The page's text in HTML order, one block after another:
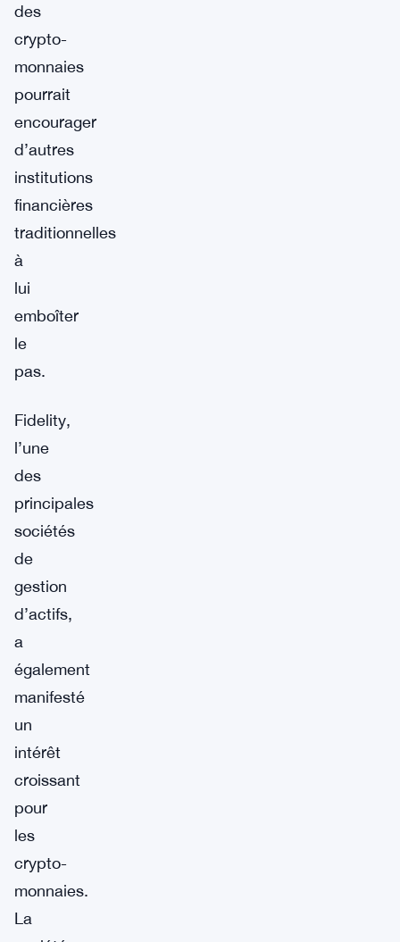
des
crypto-
monnaies
pourrait
encourager
d’autres
institutions
financières
traditionnelles
à
lui
emboîter
le
pas.
Fidelity,
l’une
des
principales
sociétés
de
gestion
d’actifs,
a
également
manifesté
un
intérêt
croissant
pour
les
crypto-
monnaies.
La